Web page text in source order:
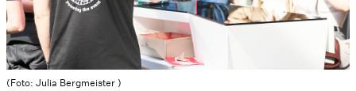
(Foto: Julia Bergmeister )